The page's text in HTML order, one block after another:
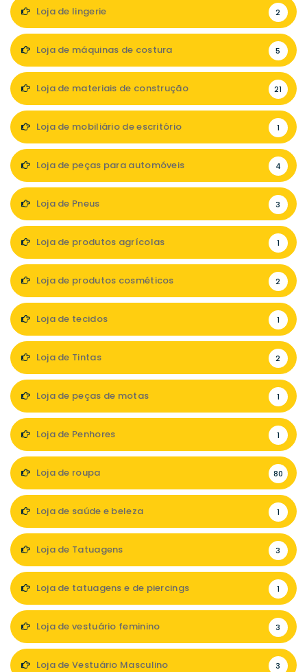
Loja de lingerie 2
Loja de máquinas de costura 5
Loja de materiais de construção 21
Loja de mobiliário de escritório 1
Loja de peças para automóveis 4
Loja de Pneus 3
Loja de produtos agrícolas 1
Loja de produtos cosméticos 2
Loja de tecidos 1
Loja de Tintas 2
Loja de peças de motas 1
Loja de Penhores 1
Loja de roupa 80
Loja de saúde e beleza 1
Loja de Tatuagens 3
Loja de tatuagens e de piercings 1
Loja de vestuário feminino 3
Loja de Vestuário Masculino 3